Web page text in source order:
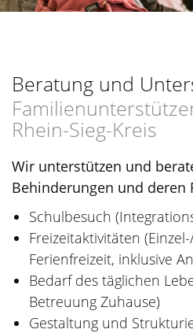
Beratung und
Rhein-Sieg-Kreis
Wir unterstützen und
Behinderungen und deren
Schulbesuch
Freizeitaktivitäten
Ferienfreizeit, inklusive
Bedarf des täglichen
Betreuung Zuhause)
Gestaltung und